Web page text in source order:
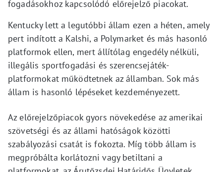
fogadásokhoz kapcsolódó előrejelző piacokat.
Kentucky lett a legutóbbi állam ezen a héten, amely
pert indított a Kalshi, a Polymarket és más hasonló
platformok ellen, mert állítólag engedély nélküli,
illegális sportfogadási és szerencsejáték-
platformokat működtetnek az államban. Sok más
állam is hasonló lépéseket kezdeményezett.
Az előrejelzőpiacok gyors növekedése az amerikai
szövetségi és az állami hatóságok közötti
szabályozási csatát is fokozta. Míg több állam is
megpróbálta korlátozni vagy betiltani a